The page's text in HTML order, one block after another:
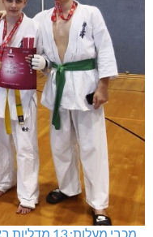
מכבי מעלות: 13 מדליות באליפות ישראל